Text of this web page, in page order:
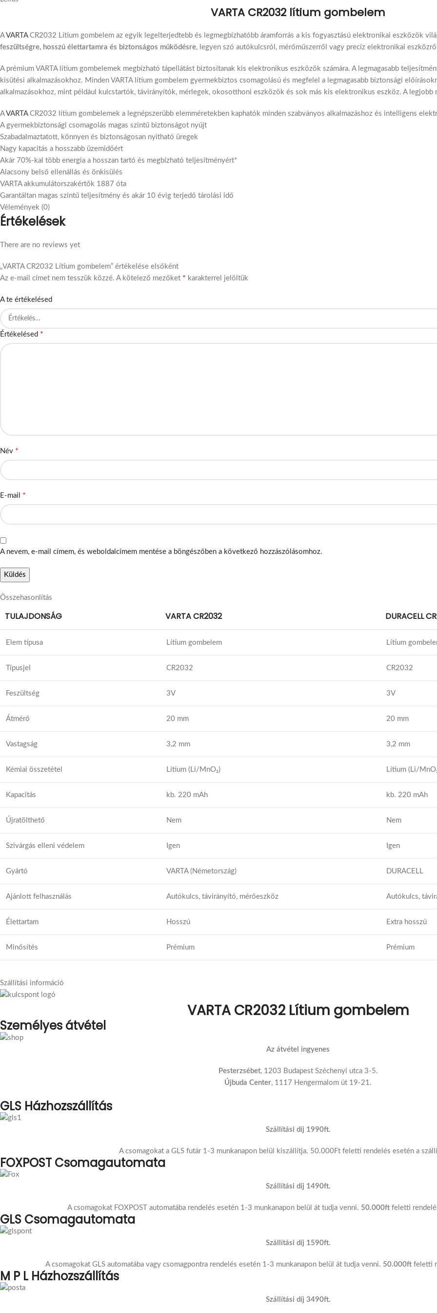
VARTA CR2032 lítium gombelem
AVARTACR2032 Lítium gombelem az egyik legelterjedtebb és legmegbízhatóbb áramforrás a kis fogyasztású elektronikai eszközök
feszültségre, hosszú élettartamra és biztonságos működésre, legyen szó autókulcsról, mérőműszerről vagy precíz elektronikai
A prémium VARTA lítium gombelemek megbízható tápellátást biztosítanak kis elektronikus eszközök számára. A legmagasabb
kisütési alkalmazásokhoz. Minden VARTA lítium gombelem gyermekbiztos csomagolású és megfelel a legmagasabb biztonsági
alkalmazásokhoz, mint például kulcstartók, távirányítók, mérlegek, okosotthoni eszközök és sok más kis elektronikus eszköz. A legjobb
AVARTACR2032 lítium gombelemek a legnépszerűbb elemméretekben kaphatók minden szabványos alkalmazáshoz és intelligens
A gyermekbiztonsági csomagolás magas szintű biztonságot nyújt
Szabadalmaztatott, könnyen és biztonságosan nyitható üregek
Nagy kapacitás a hosszabb üzemidőért
Akár 70%-kal több energia a hosszan tartó és megbízható teljesítményért*
Alacsony belső ellenállás és önkisülés
VARTA akkumulátorszakértők 1887 óta
Garantáltan magas szintű teljesítmény és akár 10 évig terjedő tárolási idő
Vélemények (0)
Értékelések
There are no reviews yet
„VARTA CR2032 Lítium gombelem” értékelése elsőként
Az e-mail címet nem tesszük közzé. A kötelező mezőket * karakterrel jelöltük
A te értékelésed
Értékelésed *
Név *
E-mail *
A nevem, e-mail címem, és weboldalcímem mentése a böngészőben a következő hozzászólásomhoz.
Összehasonlítás
TULAJDONSÁG VARTA CR2032 DURACELL
Elem típusa Lítium gombelem Lítium
Típusjel CR2032 CR2032
Feszültség 3V 3V
Átmérő 20 mm 20 mm
Vastagság 3,2 mm 3,2 mm
Kémiai összetétel Lítium (Li/MnO₂) Lítium (Li/
Kapacitás kb. 220 mAh kb. 220 mAh
Újratölthető Nem Nem
Szivárgás elleni védelem Igen Igen
Gyártó VARTA (Németország) DURACELL
Ajánlott felhasználás Autókulcs, távirányító, mérőeszköz Autókulcs,
Élettartam Hosszú Extra hosszú
Minősítés Prémium Prémium
Szállítási információ
VARTA CR2032 Lítium gombelem
Személyes átvétel
Az átvétel ingyenes
Pesterzsébet, 1203 Budapest Széchenyi utca 3-5.
Újbuda Center, 1117 Hengermalom út 19-21.
GLS Házhozszállítás
Szállítási díj 1990ft.
A csomagokat a GLS futár 1-3 munkanapon belül kiszállítja. 50.000Ft feletti rendelés esetén a
FOXPOST Csomagautomata
Szállítási díj 1490ft.
A csomagokat FOXPOST automatába rendelés esetén 1-3 munkanapon belül át tudja venni. 50.000ft feletti
GLS Csomagautomata
Szállítási díj 1590ft.
A csomagokat GLS automatába vagy csomagpontra rendelés esetén 1-3 munkanapon belül át tudja venni. 50.000ft feletti
M P L Házhozszállítás
Szállítási díj 3490ft.